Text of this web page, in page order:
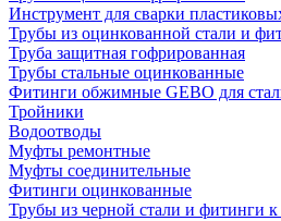
Инструмент для сварки
Трубы из оцинкованной стали и
Труба защитная гофрированная
Трубы стальные оцинкованные
Фитинги обжимные GEBO для
Тройники
Водоотводы
Муфты ремонтные
Муфты соединительные
Фитинги оцинкованные
Трубы из черной стали и фитинги